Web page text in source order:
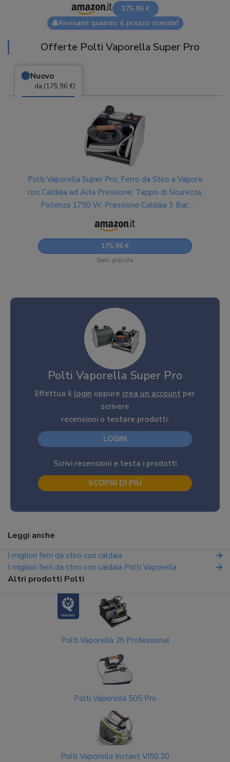
175,96 €
Avvisami quando il prezzo scende!
Offerte Polti Vaporella Super Pro
Nuovo
da (175,96 €)
Polti Vaporella Super Pro, Ferro da Stiro a Vapore
con Caldaia ad Alta Pressione, Tappo di Sicurezza,
Potenza 1750 W, Pressione Caldaia 3 Bar,
Serbatoio 1,3 L, Nero e Bianco
175,96 €
Sped. gratuita
Polti Vaporella Super Pro
Effettua il login oppure crea un account per
scrivere
recensioni o testare prodotti.
LOGIN
Scrivi recensioni e testa i prodotti
SCOPRI DI PIÙ
Leggi anche
I migliori ferri da stiro con caldaia
I migliori ferri da stiro con caldaia Polti Vaporella
Altri prodotti Polti
Polti Vaporella 2h Professional
Polti Vaporella 505 Pro
Polti Vaporella Instant VI50.20